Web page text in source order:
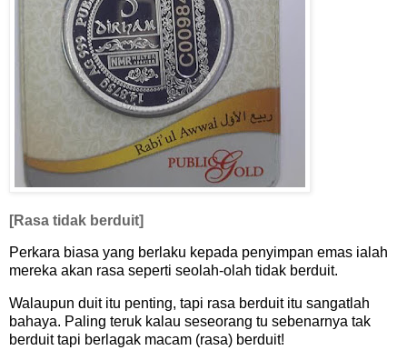
[Rasa tidak berduit]
Perkara biasa yang berlaku kepada penyimpan emas ialah
mereka akan rasa seperti seolah-olah tidak berduit.
Walaupun duit itu penting, tapi rasa berduit itu sangatlah
bahaya. Paling teruk kalau seseorang tu sebenarnya tak
berduit tapi berlagak macam (rasa) berduit!